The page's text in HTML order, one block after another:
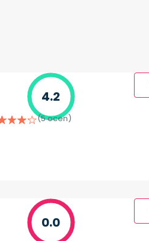
4.2
(5 ocen)
0.0